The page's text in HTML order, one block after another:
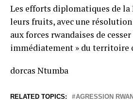
Les efforts diplomatiques de
leurs fruits, avec une
aux forces rwandaises de
immédiatement » du territoire
dorcas Ntumba
RELATED TOPICS: AGRESSION